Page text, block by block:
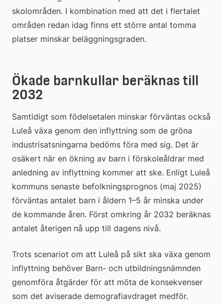
skolområden. I kombination med att det i flertalet
områden redan idag finns ett större antal tomma
platser minskar beläggningsgraden.
Ökade barnkullar beräknas till
2032
Samtidigt som födelsetalen minskar förväntas också
Luleå växa genom den inflyttning som de gröna
industrisatsningarna bedöms föra med sig. Det är
osäkert när en ökning av barn i förskoleåldrar med
anledning av inflyttning kommer att ske. Enligt Luleå
kommuns senaste befolkningsprognos (maj 2025)
förväntas antalet barn i åldern 1–5 år minska under
de kommande åren. Först omkring år 2032 beräknas
antalet återigen nå upp till dagens nivå.
Trots scenariot om att Luleå på sikt ska växa genom
inflyttning behöver Barn- och utbildningsnämnden
genomföra åtgärder för att möta de konsekvenser
som det aviserade demografiavdraget medför.